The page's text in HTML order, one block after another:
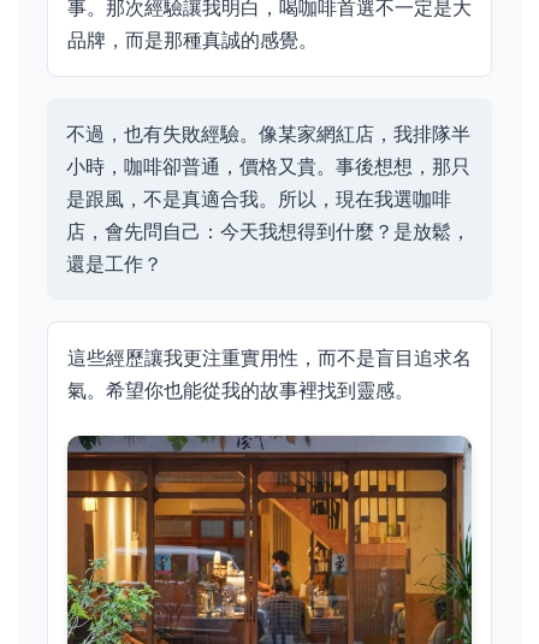
事。那次經驗讓我明白，喝咖啡首選不一定是大
品牌，而是那種真誠的感覺。
不過，也有失敗經驗。像某家網紅店，我排隊半
小時，咖啡卻普通，價格又貴。事後想想，那只
是跟風，不是真適合我。所以，現在我選咖啡
店，會先問自己：今天我想得到什麼？是放鬆，
還是工作？
這些經歷讓我更注重實用性，而不是盲目追求名
氣。希望你也能從我的故事裡找到靈感。